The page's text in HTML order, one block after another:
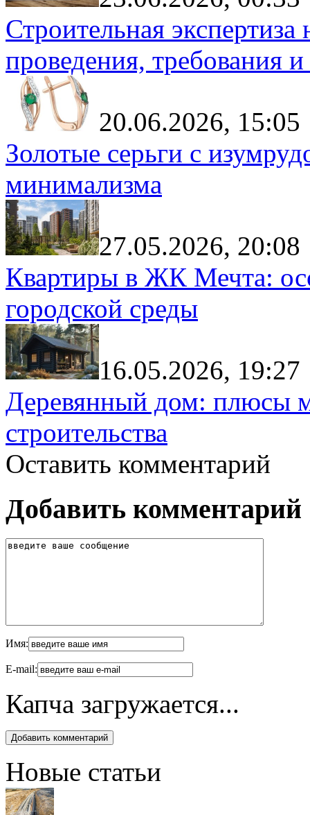
Строительная
проведения, требования
20.06.2026, 15:05
Золотые серьги с
минимализма
27.05.2026, 20:08
Квартиры в ЖК Мечта:
городской среды
16.05.2026, 19:27
Деревянный дом: плюсы
строительства
Оставить комментарий
Добавить комментарий
Имя:
E-mail:
Капча загружается...
Новые статьи